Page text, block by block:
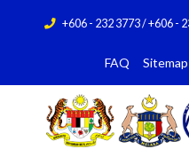
+606 - 232 3773 / +606 -
FAQ Sitemap